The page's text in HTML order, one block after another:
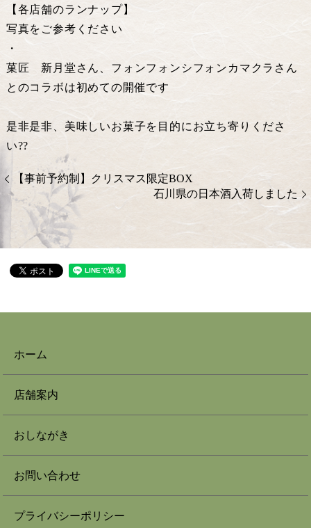
【各店舗のランナップ】
写真をご参考ください
・
菓匠 新月堂さん、フォンフォンシフォンカマクラさん
とのコラボは初めての開催です
是非是非、美味しいお菓子を目的にお立ち寄りくださ
い??
【事前予約制】クリスマス限定BOX
石川県の日本酒入荷しました
ホーム
店舗案内
おしながき
お問い合わせ
プライバシーポリシー